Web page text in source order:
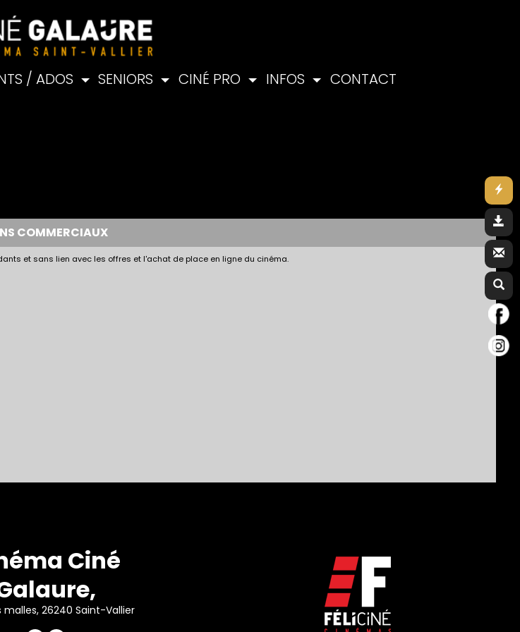
/ ADOS SENIORS CINÉ PRO INFOS CONTACT
COMMERCIAUX
et sans lien avec les offres et l'achat de place en ligne du cinéma.
Ciné
malles, 26240 Saint-Vallier